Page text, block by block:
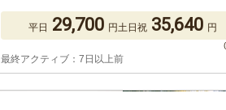
平日 29,700 円土日祝 35,640 円
最終アクティブ：7日以上前